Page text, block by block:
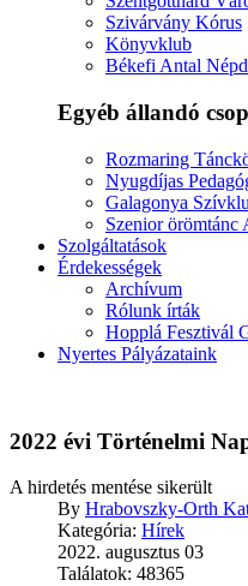
Szivárvány Kórus
Könyvklub
Békefi Antal
Egyéb állandó
Rozmaring
Nyugdíjas
Galagonya
Szenior örömtánc
Szolgáltatások
Érdekességek
Archívum
Rólunk írták
Hopplá Fesztivál
Nyertes Pályázataink
2022 évi Történelmi
A hirdetés mentése sikerült
By Hrabovszky-Orth
Kategória: Hírek
2022. augusztus 03
Találatok: 48365